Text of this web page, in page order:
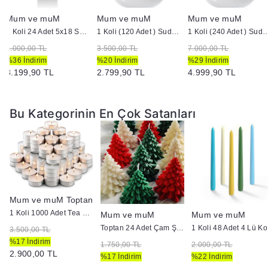
Mum ve muM
1 Koli 24 Adet 5x18 Sarı Silindir Kütük Mum
5.000,00 TL
%36 İndirim
3.199,90 TL
Mum ve muM
1 Koli (120 Adet ) Suda Yüzen Mum
3.500,00 TL
%20 İndirim
2.799,90 TL
Mum ve muM
1 Koli (240 Adet )
7.000,00 TL
%29 İndirim
4.999,90 TL
Bu Kategorinin En Çok Satanları
Mum ve muM Toptan
1 Koli 1000 Adet Tea Light Mum 3+ Saat Yanma
3.500,00 TL
%17 İndirim
2.900,00 TL
Mum ve muM
Toptan 24 Adet Çam Şeklinde Yılbaşı Mumları
1.750,00 TL
%17 İndirim
Mum ve muM
2.000,00 TL
%22 İndirim